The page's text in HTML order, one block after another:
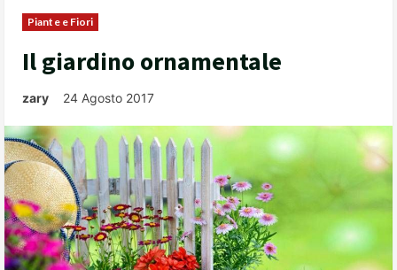
Piante e Fiori
Il giardino ornamentale
zary 24 Agosto 2017